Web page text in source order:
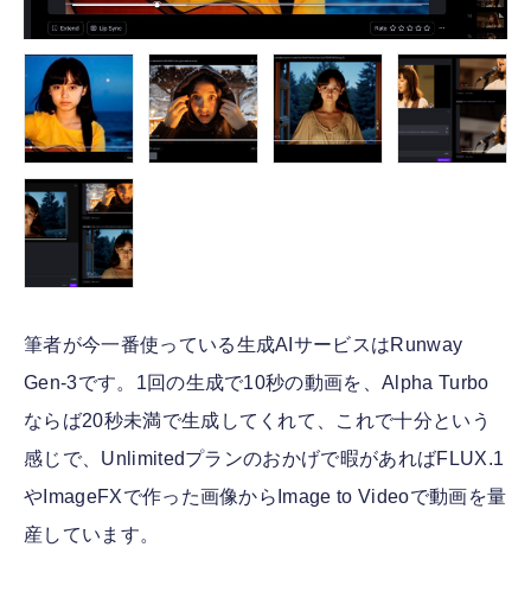
筆者が今一番使っている生成AIサービスはRunway
Gen-3です。1回の生成で10秒の動画を、Alpha Turbo
ならば20秒未満で生成してくれて、これで十分という
感じで、Unlimitedプランのおかげで暇があればFLUX.1
やImageFXで作った画像からImage to Videoで動画を量
産しています。